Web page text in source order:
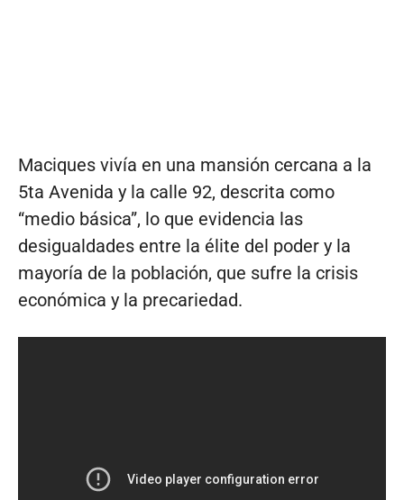
Maciques vivía en una mansión cercana a la
5ta Avenida y la calle 92, descrita como
“medio básica”, lo que evidencia las
desigualdades entre la élite del poder y la
mayoría de la población, que sufre la crisis
económica y la precariedad.